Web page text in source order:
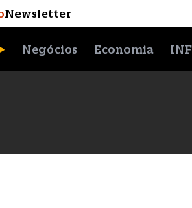
Newsletter
Negócios Economia